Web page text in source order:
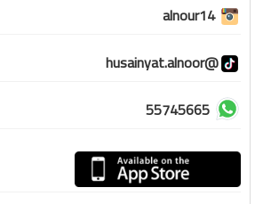
alnour14
@husainyat.alnoor
55745665